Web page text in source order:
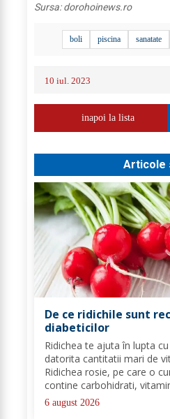
Sursa:dorohoinews.ro
boli piscina sanatate
10 iul. 2023
inapoi la lista
Articole
De ce ridichile sunt
diabeticilor
Ridichea te ajuta în lupta
datorita cantitatii mari de
Ridichea rosie, pe care o
contine carbohidrati,
25%, vitamina B, acid
alte componente ce-ti sunt
6 august 2026